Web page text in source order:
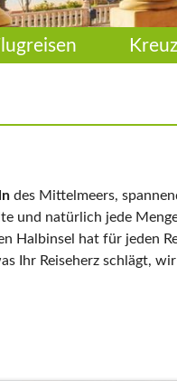
des Mittelmeers,
und natürlich jede
Halbinsel hat für jeden
Ihr Reiseherz schlägt,